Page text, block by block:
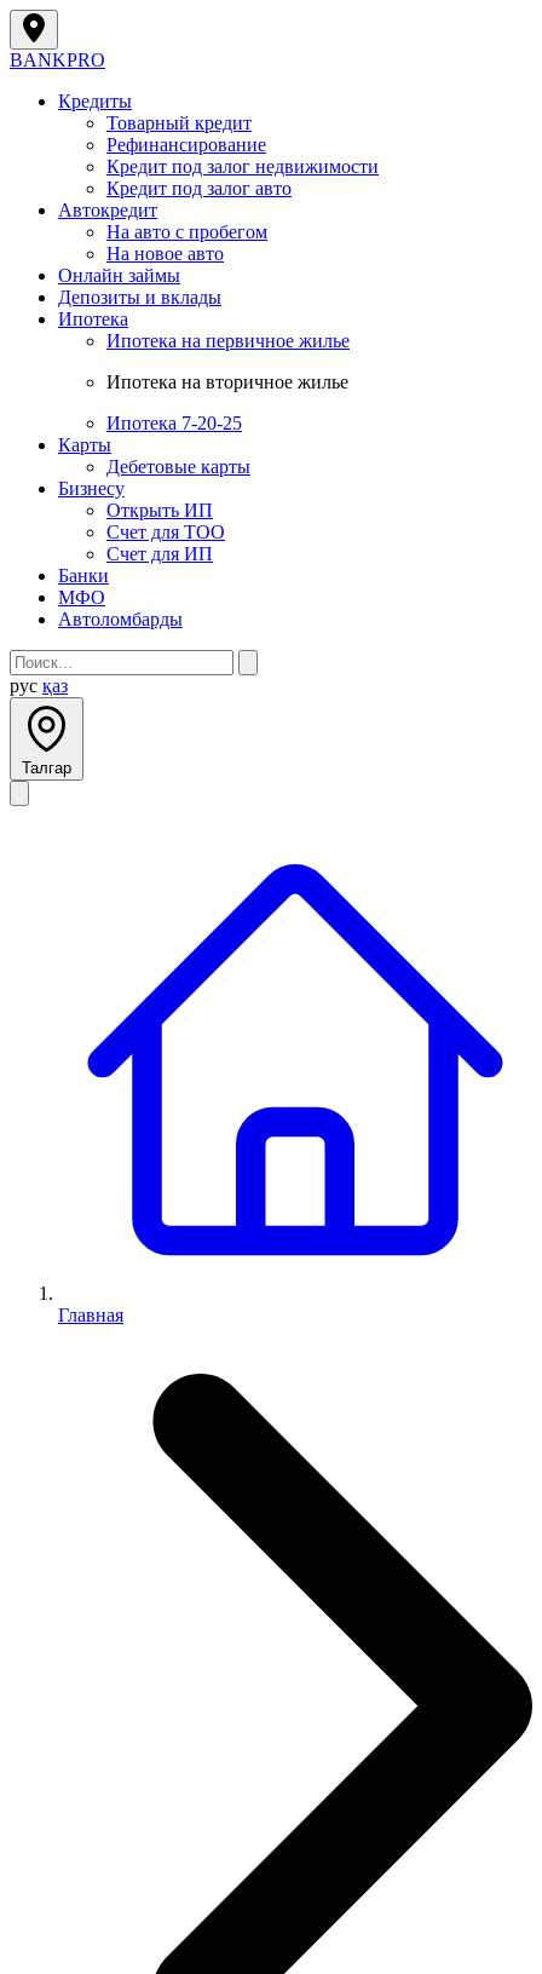
BANKPRO
Кредиты
Товарный кредит
Рефинансирование
Кредит под залог недвижимости
Кредит под залог авто
Автокредит
На авто с пробегом
На новое авто
Онлайн займы
Депозиты и вклады
Ипотека
Ипотека на первичное жилье
Ипотека на вторичное жилье
Ипотека 7-20-25
Карты
Дебетовые карты
Бизнесу
Открыть ИП
Cчет для ТОО
Счет для ИП
Банки
МФО
Автоломбарды
рус қаз
Талгар
Главная